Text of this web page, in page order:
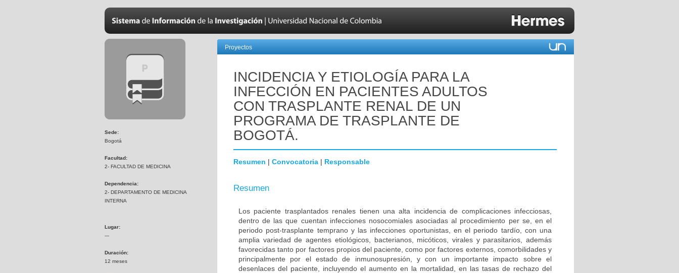
Sede:
Bogotá
Facultad:
2- FACULTAD DE MEDICINA
Dependencia:
2- DEPARTAMENTO DE MEDICINA
INTERNA
Lugar:
---
Duración:
12 meses
Proyectos
INCIDENCIA Y ETIOLOGÍA PARA LA
INFECCIÓN EN PACIENTES ADULTOS
CON TRASPLANTE RENAL DE UN
PROGRAMA DE TRASPLANTE DE
BOGOTÁ.
Resumen | Convocatoria | Responsable
Resumen
Los paciente trasplantados renales tienen una alta incidencia de complicaciones infecciosas,
dentro de las que cuentan infecciones nosocomiales asociadas al procedimiento per se, en el
periodo post-trasplante temprano y las infecciones oportunistas, en el periodo tardío, con una
amplia variedad de agentes etiológicos, bacterianos, micóticos, virales y parasitarios, además
favorecidas tanto por factores propios del paciente, como por factores externos, comorbilidades y
principalmente por el estado de inmunosupresión, y con un importante impacto sobre el
desenlaces del paciente, incluyendo el aumento en la mortalidad, en las tasas de rechazo del